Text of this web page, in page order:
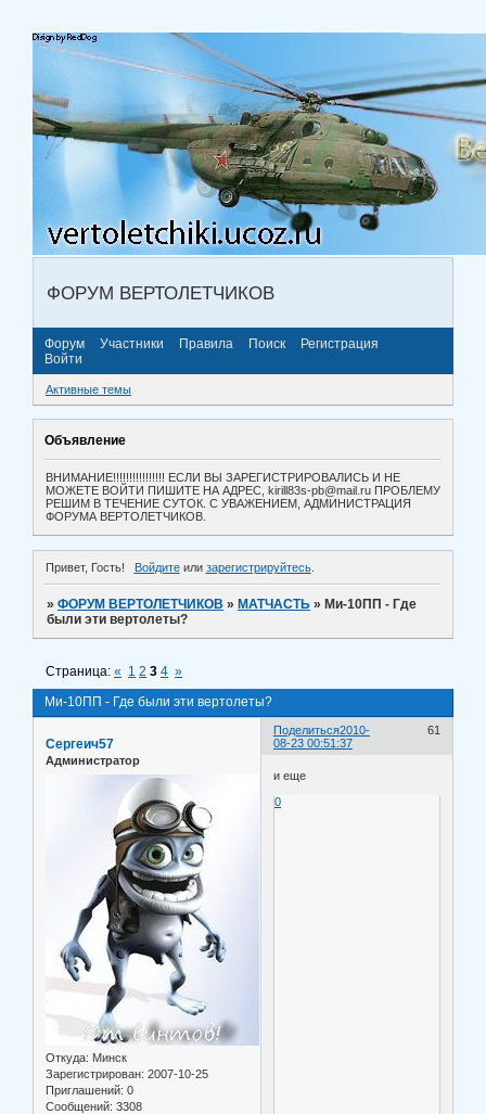
ФОРУМ ВЕРТОЛЕТЧИКОВ
Форум Участники Правила Поиск
Регистрация
Войти
Активные темы
Объявление
ВНИМАНИЕ!!!!!!!!!!!!!!!! ЕСЛИ ВЫ ЗАРЕГИСТРИРОВАЛИСЬ И НЕ
МОЖЕТЕ ВОЙТИ ПИШИТЕ НА АДРЕС, kirill83s-pb@mail.ru ПРОБЛЕМУ
РЕШИМ В ТЕЧЕНИЕ СУТОК. С УВАЖЕНИЕМ, АДМИНИСТРАЦИЯ
ФОРУМА ВЕРТОЛЕТЧИКОВ.
Привет, Гость! Войдитеили зарегистрируйтесь.
»ФОРУМ ВЕРТОЛЕТЧИКОВ » МАТЧАСТЬ » Ми-10ПП - Где
были эти вертолеты?
Ми-10ПП - Где были эти вертолеты?
Страница:« 1 2 3 4 »
Поделиться 61
2010-
08-23 00:51:37
Сергеич57
Администратор
Откуда: Минск
Зарегистрирован: 2007-10-25
Приглашений: 0
Сообщений: 3308
и еще
0